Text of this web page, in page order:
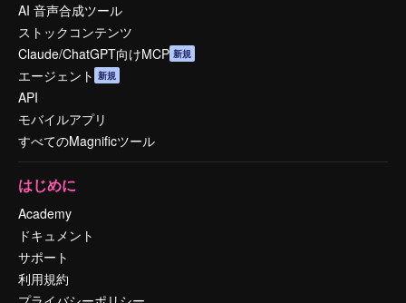
AI 音声合成ツール
ストックコンテンツ
Claude/ChatGPT向けMCP 新規
エージェント 新規
API
モバイルアプリ
すべてのMagnificツール
はじめに
Academy
ドキュメント
サポート
利用規約